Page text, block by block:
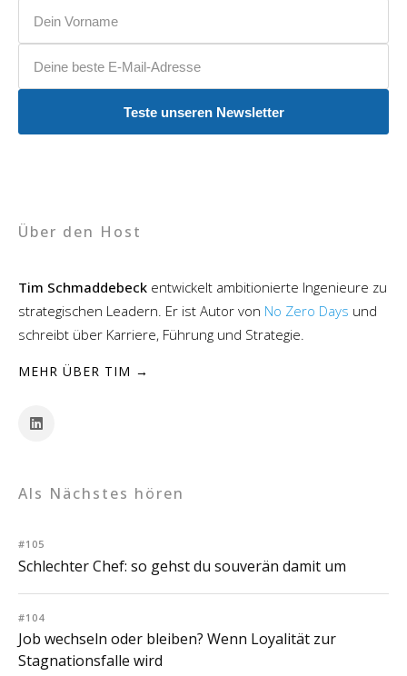
Teste unseren Newsletter
Über den Host
Tim Schmaddebeck entwickelt ambitionierte Ingenieure zu
strategischen Leadern. Er ist Autor von No Zero Days und
schreibt über Karriere, Führung und Strategie.
MEHR ÜBER TIM →
Als Nächstes hören
#105
Schlechter Chef: so gehst du souverän damit um
#104
Job wechseln oder bleiben? Wenn Loyalität zur
Stagnationsfalle wird